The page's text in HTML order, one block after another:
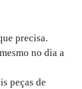
precisa.
no dia a
peças de